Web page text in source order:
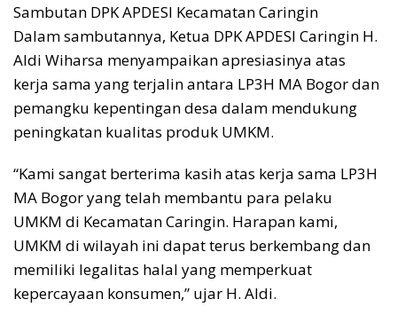
Sambutan DPK APDESI Kecamatan Caringin
Dalam sambutannya, Ketua DPK APDESI Caringin H.
Aldi Wiharsa menyampaikan apresiasinya atas
kerja sama yang terjalin antara LP3H MA Bogor dan
pemangku kepentingan desa dalam mendukung
peningkatan kualitas produk UMKM.
“Kami sangat berterima kasih atas kerja sama LP3H
MA Bogor yang telah membantu para pelaku
UMKM di Kecamatan Caringin. Harapan kami,
UMKM di wilayah ini dapat terus berkembang dan
memiliki legalitas halal yang memperkuat
kepercayaan konsumen,” ujar H. Aldi.